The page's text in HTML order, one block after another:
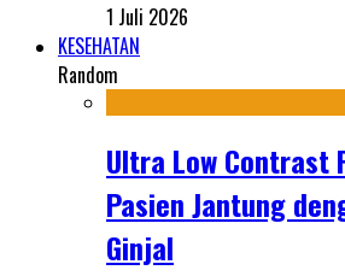
1 Juli 2026
KESEHATAN
Random
Ultra Low Contrast
Pasien Jantung
Ginjal